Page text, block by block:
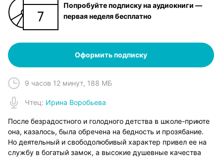
Попробуйте подписку на аудиокниги —
первая неделя бесплатно
Оформить подписку
9 часов 12 минут, 188 МБ
Чтец: Ирина Воробьева
После безрадостного и голодного детства в школе-приюте
она, казалось, была обречена на бедность и прозябание.
Но деятельный и свободолюбивый характер привел ее на
службу в богатый замок, а высокие душевные качества